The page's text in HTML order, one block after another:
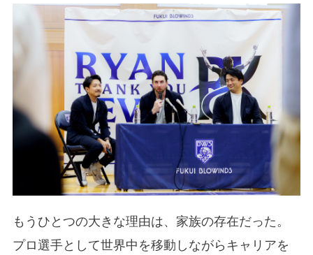
もうひとつの大きな理由は、家族の存在だった。
プロ選手として世界中を移動しながらキャリアを